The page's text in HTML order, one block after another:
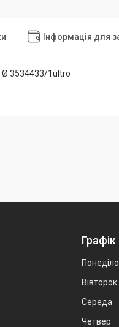
Інформація для
Ø 3534433/1ultro
Вівторок
Середа
Четвер